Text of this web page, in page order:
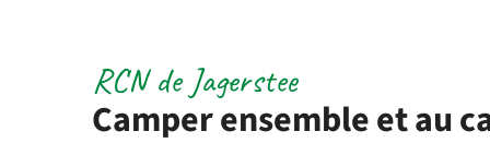
Camper ensemble et au
RCN de Jagerstee